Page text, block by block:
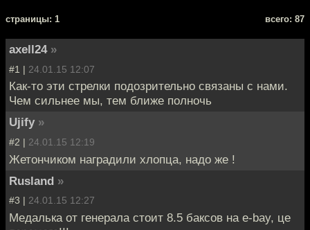
cтраницы: 1 всего: 87
axell24 »
#1 | 24.01.15 12:07
Как-то эти стрелки подозрительно связаны с нами.
Чем сильнее мы, тем ближе полночь
Ujify »
#2 | 24.01.15 12:19
Жетончиком наградили хлопца, надо же !
Rusland »
#3 | 24.01.15 12:27
Медалька от генерала стоит 8.5 баксов на e-bay, це